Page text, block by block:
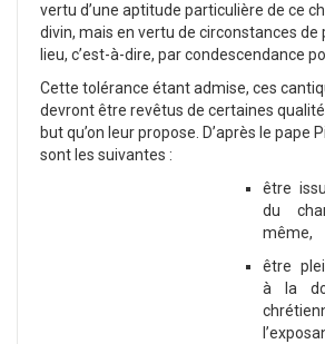
vertu d’une aptitude particulière de ce
divin, mais en vertu de circonstances de
lieu, c’est-à-dire, par condescendance
Cette tolérance étant admise, ces
devront être revêtus de certaines
but qu’on leur propose. D’après le pape
sont les suivantes :
être
du
même,
être
à la